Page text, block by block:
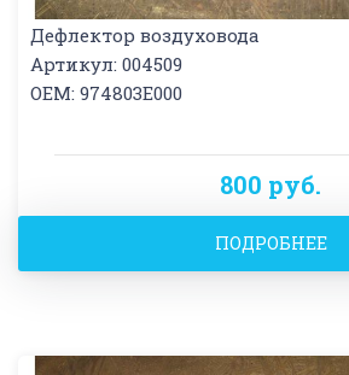
Дефлектор воздуховода
Артикул: 004509
OEM: 974803E000
800 руб.
ПОДРОБНЕЕ